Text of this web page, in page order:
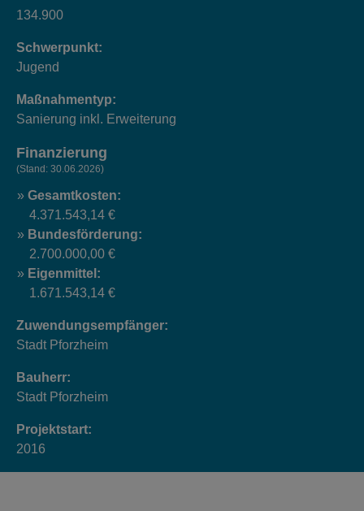
134.900
Schwerpunkt:
Jugend
Maßnahmentyp:
Sanierung inkl. Erweiterung
Finanzierung
(Stand: 30.06.2026)
Gesamtkosten:
4.371.543,14 €
Bundesförderung:
2.700.000,00 €
Eigenmittel:
1.671.543,14 €
Zuwendungsempfänger:
Stadt Pforzheim
Bauherr:
Stadt Pforzheim
Projektstart:
2016